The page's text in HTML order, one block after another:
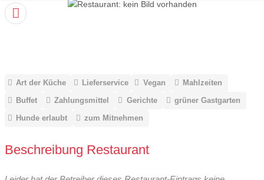
Art der Küche Lieferservice Vegan
Mahlzeiten
Buffet
Zahlungsmittel Gerichte
grüner Gastgarten
Hunde erlaubt
zum Mitnehmen
Beschreibung Restaurant